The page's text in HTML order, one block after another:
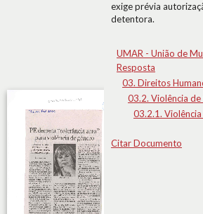
exige prévia
detentora.
UMAR - União de
Resposta
03. Direitos
03.2. Violência de
03.2.1.
Citar Documento